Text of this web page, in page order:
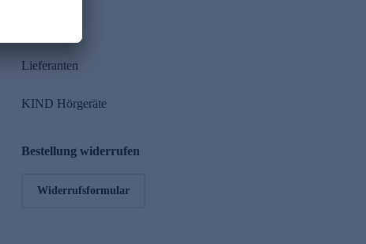
Lieferanten
KIND Hörgeräte
Bestellung widerrufen
Widerrufsformular